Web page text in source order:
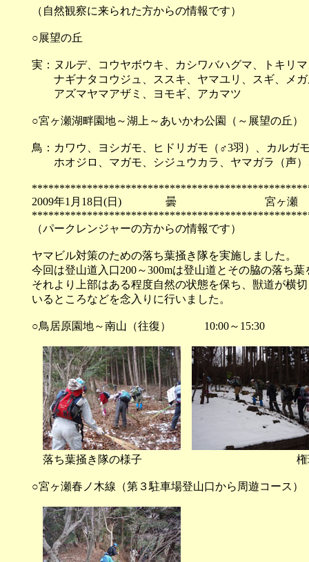
（自然観察に来られた方からの情報です）
○展望の丘
実：ヌルデ、コウヤボウキ、カシワバハグマ、トキリ
ナギナタコウジュ、ススキ、ヤマユリ、スギ、メガ
アズマヤマアザミ、ヨモギ、アカマツ
○宮ヶ瀬湖畔園地～湖上～あいかわ公園（～展望の丘）
鳥：カワウ、ヨシガモ、ヒドリガモ（♂3羽）、カルガ
ホオジロ、マガモ、シジュウカラ、ヤマガラ（声）
2009年1月18日(日) 曇 宮ヶ瀬
（パークレンジャーの方からの情報です）
ヤマビル対策のための落ち葉掻き隊を実施しました。
今回は登山道入口200～300mは登山道とその脇の落ち
それより上部はある程度自然の状態を保ち、獣道が横
いるところなどを念入りに行いました。
○鳥居原園地～南山（往復） 10:00～15:30
落ち葉掻き隊の様子 権現平の
○宮ヶ瀬春ノ木線（第３駐車場登山口から周遊コー